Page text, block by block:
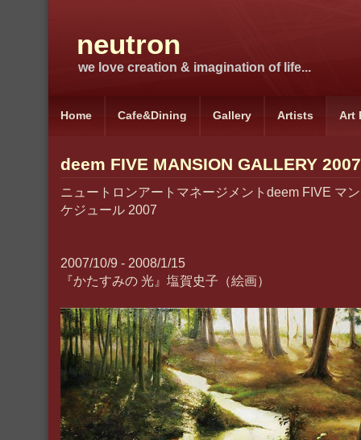
neutron
we love creation & imagination of life...
Home Cafe&Dining Gallery Artists Art
deem FIVE MANSION GALLERY 2007
ニュートロンアートマネージメントdeem FIVE マ
ケジュール 2007
2007/10/9 - 2008/1/15
『かたすみの 光』塩賀史子（絵画）